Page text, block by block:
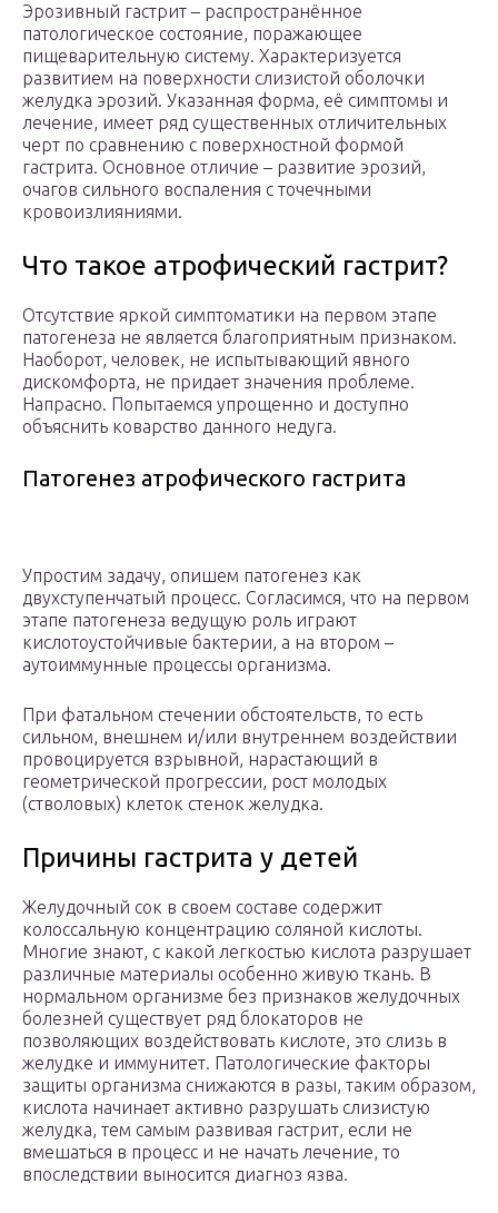
Эрозивный гастрит – распространённое
патологическое состояние, поражающее
пищеварительную систему. Характеризуется
развитием на поверхности слизистой оболочки
желудка эрозий. Указанная форма, её симптомы и
лечение, имеет ряд существенных отличительных
черт по сравнению с поверхностной формой
гастрита. Основное отличие – развитие эрозий,
очагов сильного воспаления с точечными
кровоизлияниями.
Что такое атрофический гастрит?
Отсутствие яркой симптоматики на первом этапе
патогенеза не является благоприятным признаком.
Наоборот, человек, не испытывающий явного
дискомфорта, не придает значения проблеме.
Напрасно. Попытаемся упрощенно и доступно
объяснить коварство данного недуга.
Патогенез атрофического гастрита
Упростим задачу, опишем патогенез как
двухступенчатый процесс. Согласимся, что на первом
этапе патогенеза ведущую роль играют
кислотоустойчивые бактерии, а на втором –
аутоиммунные процессы организма.
При фатальном стечении обстоятельств, то есть
сильном, внешнем и/или внутреннем воздействии
провоцируется взрывной, нарастающий в
геометрической прогрессии, рост молодых
(стволовых) клеток стенок желудка.
Причины гастрита у детей
Желудочный сок в своем составе содержит
колоссальную концентрацию соляной кислоты.
Многие знают, с какой легкостью кислота разрушает
различные материалы особенно живую ткань. В
нормальном организме без признаков желудочных
болезней существует ряд блокаторов не
позволяющих воздействовать кислоте, это слизь в
желудке и иммунитет. Патологические факторы
защиты организма снижаются в разы, таким образом,
кислота начинает активно разрушать слизистую
желудка, тем самым развивая гастрит, если не
вмешаться в процесс и не начать лечение, то
впоследствии выносится диагноз язва.